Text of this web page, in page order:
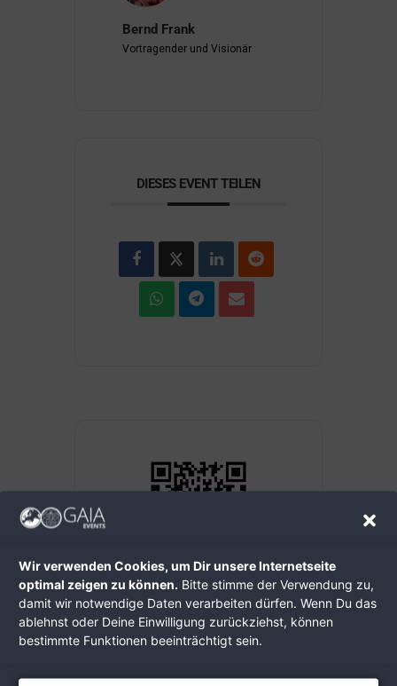
Wir verwenden Cookies, um Dir unsere Internetseite
optimal zeigen zu können. Bitte stimme der Verwendung zu,
damit wir notwendige Daten verarbeiten dürfen. Wenn Du das
ablehnst oder Deine Einwilligung zurückziehst, können
bestimmte Funktionen beeinträchtigt sein.
Bernd Frank
Vortragender und Visionär
DIESES EVENT TEILEN